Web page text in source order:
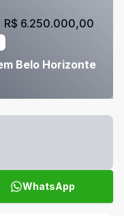
Belo Horizonte
R$ 6.250.000,00
WhatsApp